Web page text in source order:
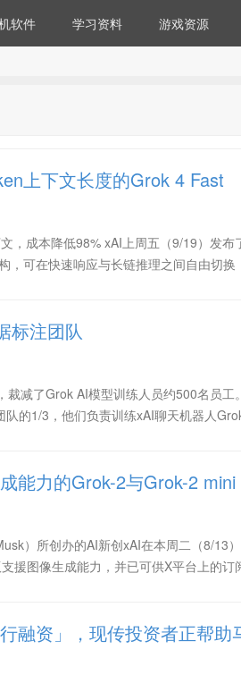
软件 学习资料 游戏资源
上下文长度的Grok 4 Fast
，成本降低98% xAI上周五（9/19）发布
，可在快速响应与长链推理之间自由切换
标注团队
减了Grok AI模型训练人员约500名员工
的1/3，他们负责训练xAI聊天机器人
能力的Grok-2与Grok-2 mini
）所创办的AI新创xAI在本周二（8/13
援图像生成能力，并已可供X平台上的订
融资」，现传投资者正帮助